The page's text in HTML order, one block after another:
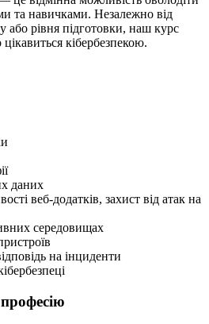
та навичками. Незалежно від
або рівня підготовки, наш курс
кібербезпекою.
даних
веб-додатків, захист від атак на
середовищах
на інциденти